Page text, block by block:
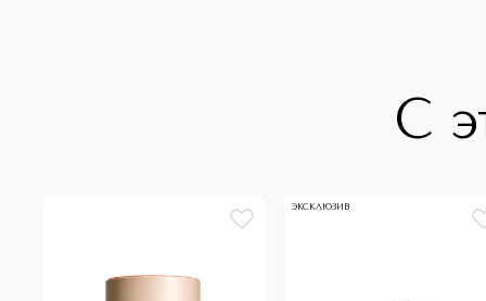
С
ЭКСКЛЮЗИВ